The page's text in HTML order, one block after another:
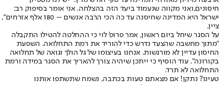
חיסונים,ואני מקווה שנעמוד ביעד הזה בהצלחה. אני אומר בסיפוק רב:
ישראל היא המדינה שחיסנה עד כה הכי הרבה אנשים – 180 אלף אזרחים",
ציין.
על הסגר שיחל ביום ראשון, אמר פרופ' לוי כי ההחלטה להטילו התקבלה
"מתוך מחשבה שהצעד נדרש כדי להוריד את רמת התחלואה. השפעת
החיסון עדיין לא מורגשות. אנחנו בעיצומו של גל הולך וגואה של תחלואה
בקורונה". עוד הוסיף כי ייתכן שיהיה צורך להאריך את הסגר במידה ורמת
התחלואה לא תרד.
טעינו? נתקן! אם מצאתם טעות בכתבה, נשמח שתשתפו אותנו